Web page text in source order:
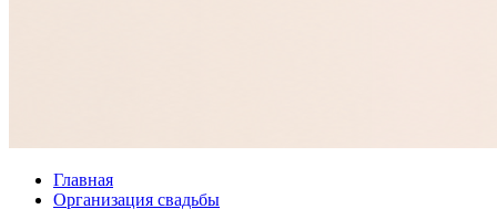
Главная
Организация свадьбы